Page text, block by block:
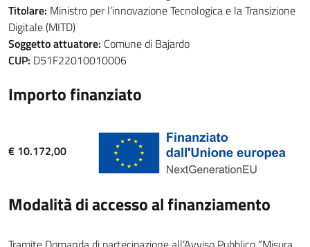
Titolare: Ministro per l’innovazione Tecnologica e la Transizione
Digitale (MITD)
Soggetto attuatore: Comune di Bajardo
CUP: D51F22010010006
Importo finanziato
€ 10.172,00
Modalità di accesso al finanziamento